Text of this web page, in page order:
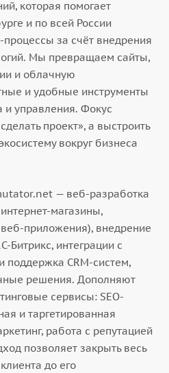
которая помогает
и по всей России
процессы за счёт внедрения
Мы превращаем сайты,
и облачную
и удобные инструменты
и управления. Фокус
проект», а выстроить
вокруг бизнеса
— веб-разработка
магазины,
приложения), внедрение
Битрикс, интеграции с
поддержка CRM-систем,
решения. Дополняют
сервисы: SEO-
и таргетированная
работа с репутацией
позволяет закрыть весь
до его